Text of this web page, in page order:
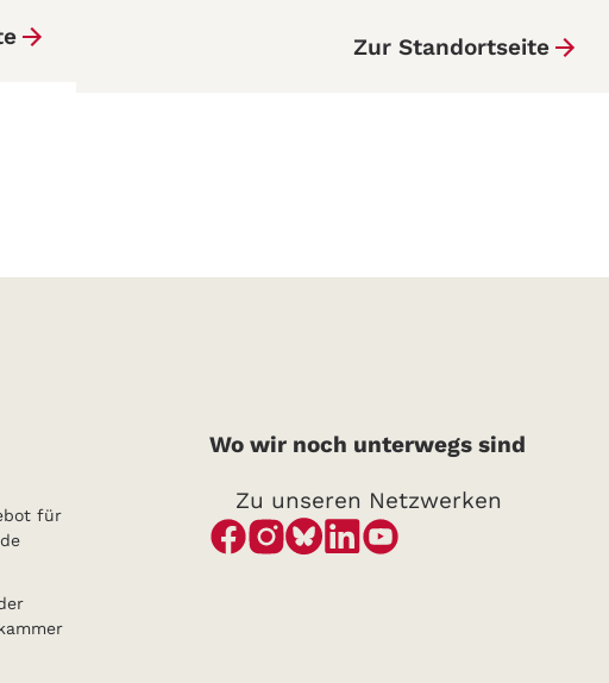
Zur Standortseite
für
Wo wir noch unterwegs sind
Zu unseren Netzwerken